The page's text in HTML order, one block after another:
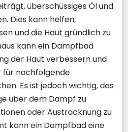
überschüssiges Öl und
Dies kann helfen,
und die Haut gründlich zu
kann ein Dampfbad
der Haut verbessern und
für nachfolgende
Es ist jedoch wichtig, das
über dem Dampf zu
oder Austrocknung zu
kann ein Dampfbad eine